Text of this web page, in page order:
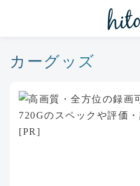
カーグッズ